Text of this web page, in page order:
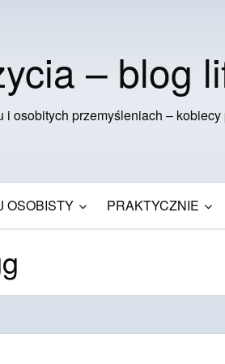
– blog
i osobitych przemyśleniach –
OSOBISTY PRAKTYCZNIE